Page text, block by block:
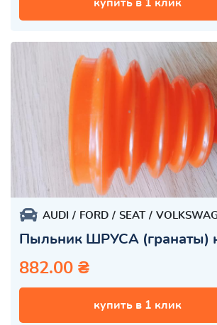
купить в 1 клик
AUDI FORD SEAT
Пыльник ШРУСА (гранаты)
882.00 ₴
купить в 1 клик